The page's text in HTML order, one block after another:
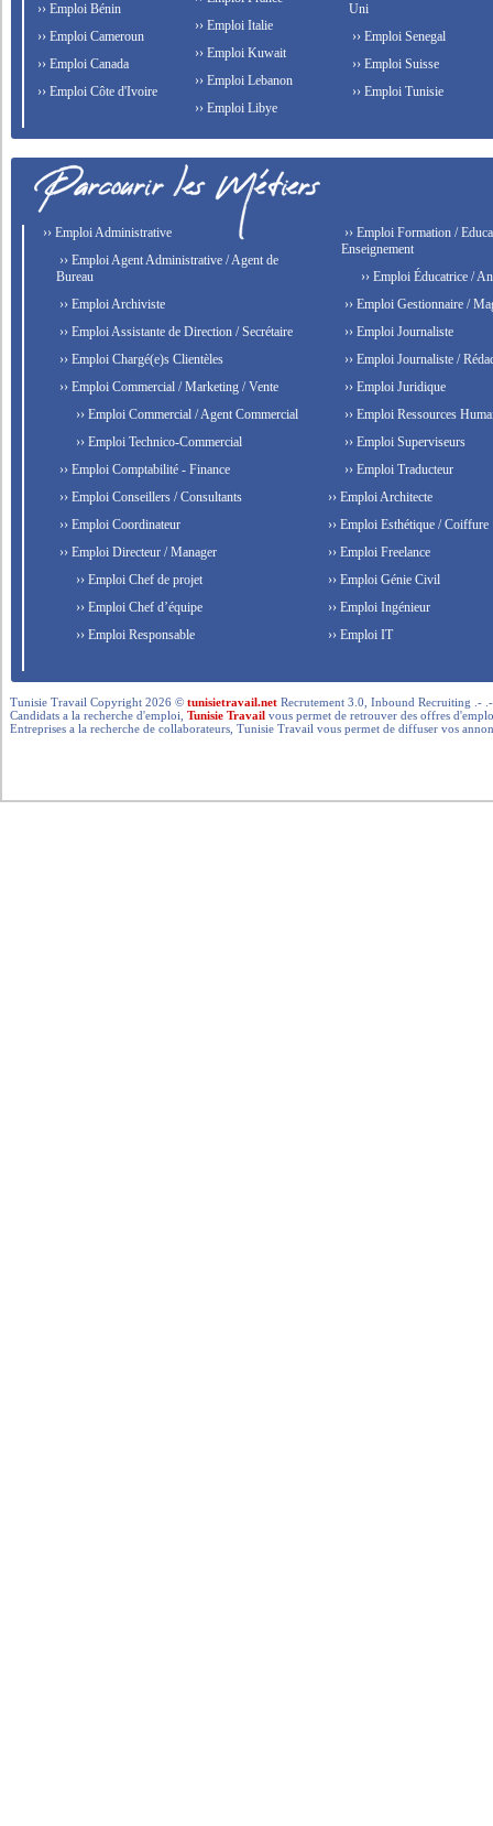
›› Emploi Bénin
›› Emploi Cameroun
›› Emploi Canada
›› Emploi Côte d'Ivoire
›› Emploi Italie
›› Emploi Kuwait
›› Emploi Lebanon
›› Emploi Libye
Uni
›› Emploi Senegal
›› Emploi Suisse
›› Emploi Tunisie
›› Emploi Administrative
›› Emploi Agent Administrative / Agent de
Bureau
›› Emploi Archiviste
›› Emploi Assistante de Direction / Secrétaire
›› Emploi Chargé(e)s Clientèles
›› Emploi Commercial / Marketing / Vente
›› Emploi Commercial / Agent Commercial
›› Emploi Technico-Commercial
›› Emploi Comptabilité - Finance
›› Emploi Conseillers / Consultants
›› Emploi Coordinateur
›› Emploi Directeur / Manager
›› Emploi Chef de projet
›› Emploi Chef d’équipe
›› Emploi Responsable
›› Emploi Formation /
Enseignement
›› Emploi Éducatrice /
›› Emploi Gestionnaire /
›› Emploi Journaliste
›› Emploi Journaliste /
›› Emploi Juridique
›› Emploi Ressources
›› Emploi Superviseurs
›› Emploi Traducteur
›› Emploi Architecte
›› Emploi Esthétique / Coiffure
›› Emploi Freelance
›› Emploi Génie Civil
›› Emploi Ingénieur
›› Emploi IT
Tunisie Travail Copyright 2026 ©tunisietravail.net Recrutement 3.0, Inbound Recruiting .-
Candidats a la recherche d'emploi,Tunisie Travail vous permet de retrouver des offres
Entreprises a la recherche de collaborateurs, Tunisie Travail vous permet de diffuser vos